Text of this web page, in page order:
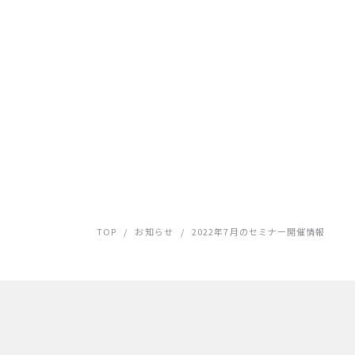
TOP / お知らせ / 2022年7月のセミナー開催情報